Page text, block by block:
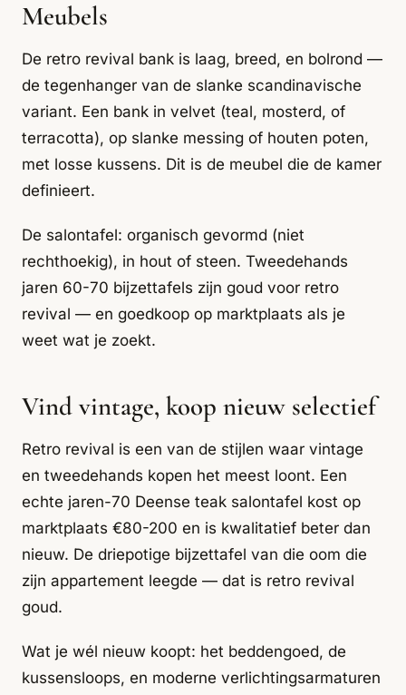
Meubels
De retro revival bank is laag, breed, en bolrond —
de tegenhanger van de slanke scandinavische
variant. Een bank in velvet (teal, mosterd, of
terracotta), op slanke messing of houten poten,
met losse kussens. Dit is de meubel die de kamer
definieert.
De salontafel: organisch gevormd (niet
rechthoekig), in hout of steen. Tweedehands
jaren 60-70 bijzettafels zijn goud voor retro
revival — en goedkoop op marktplaats als je
weet wat je zoekt.
Vind vintage, koop nieuw selectief
Retro revival is een van de stijlen waar vintage
en tweedehands kopen het meest loont. Een
echte jaren-70 Deense teak salontafel kost op
marktplaats €80-200 en is kwalitatief beter dan
nieuw. De driepotige bijzettafel van die oom die
zijn appartement leegde — dat is retro revival
goud.
Wat je wél nieuw koopt: het beddengoed, de
kussensloops, en moderne verlichtingsarmaturen